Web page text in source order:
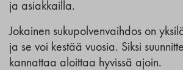
ja asiakkailla.
Jokainen sukupolvenvaihdos on
ja se voi kestää vuosia. Siksi
kannattaa aloittaa hyvissä ajoin.